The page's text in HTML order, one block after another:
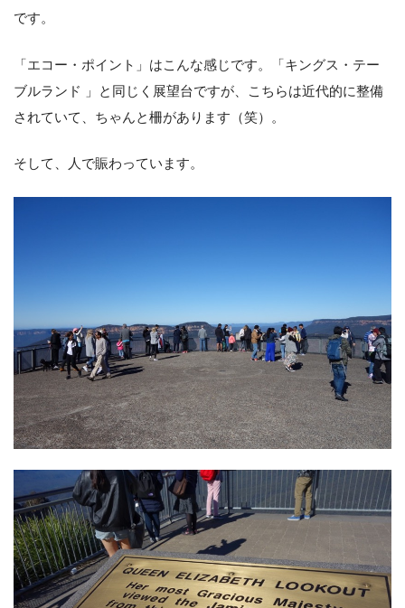
です。
「エコー・ポイント」はこんな感じです。「キングス・テー
ブルランド 」と同じく展望台ですが、こちらは近代的に整備
されていて、ちゃんと柵があります（笑）。
そして、人で賑わっています。